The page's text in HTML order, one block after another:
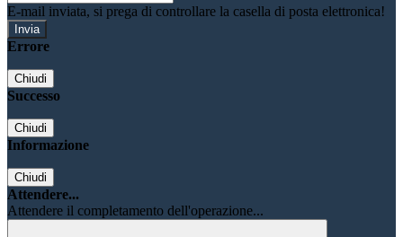
E-mail inviata, si prega di controllare la casella di posta elettronica!
Errore
Chiudi
Successo
Chiudi
Informazione
Chiudi
Attendere...
Attendere il completamento dell'operazione...